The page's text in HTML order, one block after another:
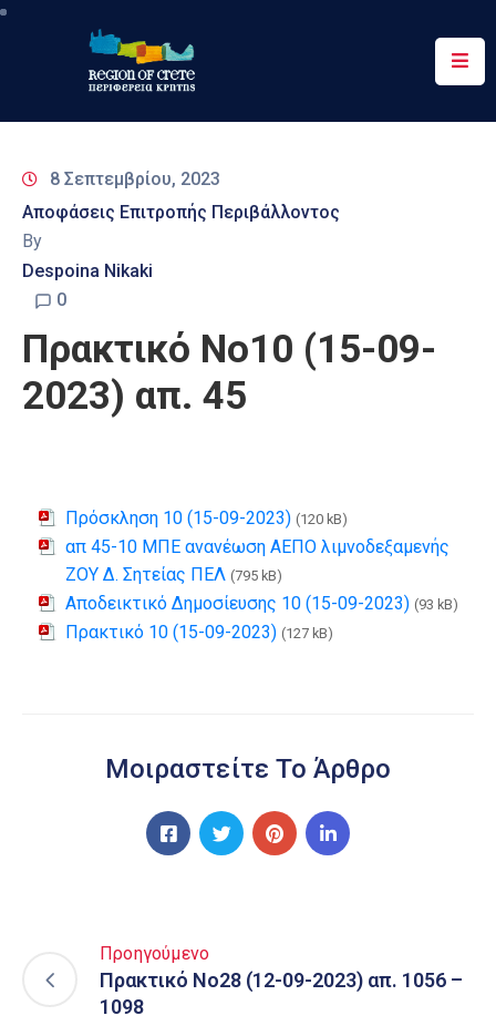
Περιφέρεια
&
Δράσεις
Ψηφιακές
Επικοινωνία
8 Σεπτεμβρίου, 2023
Αποφάσεις Επιτροπής Περιβάλλοντος
By
Despoina Nikaki
0
Πρακτικό Νο10 (15-09-
2023) απ. 45
Πρόσκληση 10 (15-09-2023) (120 kB)
απ 45-10 ΜΠΕ ανανέωση ΑΕΠΟ λιμνοδεξαμενής
ΖΟΥ Δ. Σητείας ΠΕΛ (795 kB)
Αποδεικτικό Δημοσίευσης 10 (15-09-2023) (93 kB)
Πρακτικό 10 (15-09-2023) (127 kB)
Μοιραστείτε Το Άρθρο
Προηγούμενο
Πρακτικό Νο28 (12-09-2023) απ. 1056 –
1098